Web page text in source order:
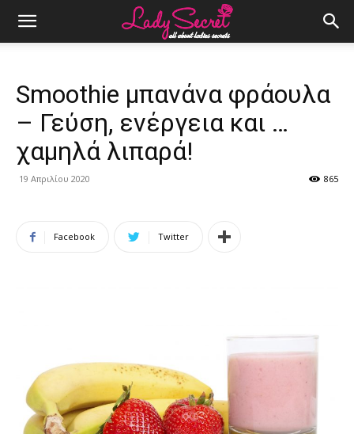
Smoothie μπανάνα φράουλα
– Γεύση, ενέργεια και …
χαμηλά λιπαρά!
19 Απριλίου 2020 865
Facebook Twitter